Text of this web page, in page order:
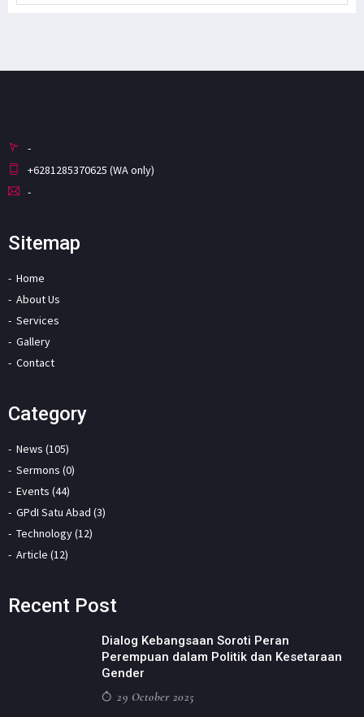
-
+6281285370625 (WA only)
-
Sitemap
Home
About Us
Services
Gallery
Contact
Category
News (105)
Sermons (0)
Events (44)
GPdI Satu Abad (3)
Technology (12)
Article (12)
Recent Post
Dialog Kebangsaan Soroti Peran
Perempuan dalam Politik dan Kesetaraan
Gender
29 October 2025